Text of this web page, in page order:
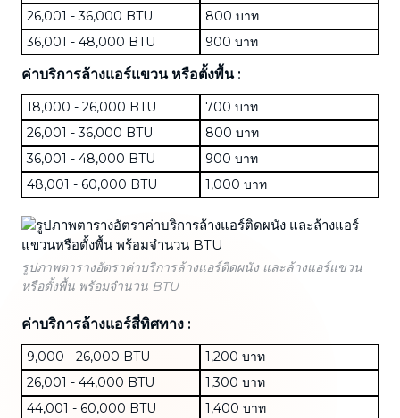
26,001 - 36,000 BTU
800 บาท
36,001 - 48,000 BTU
900 บาท
ค่าบริการล้างแอร์แขวน หรือตั้งพื้น :
18,000 - 26,000 BTU
700 บาท
26,001 - 36,000 BTU
800 บาท
36,001 - 48,000 BTU
900 บาท
48,001 - 60,000 BTU
1,000 บาท
รูปภาพตารางอัตราค่าบริการล้างแอร์ติดผนัง และล้างแอร์แขวน
หรือตั้งพื้น พร้อมจำนวน BTU
ค่าบริการล้างแอร์สี่ทิศทาง :
9,000 - 26,000 BTU
1,200 บาท
26,001 - 44,000 BTU
1,300 บาท
44,001 - 60,000 BTU
1,400 บาท